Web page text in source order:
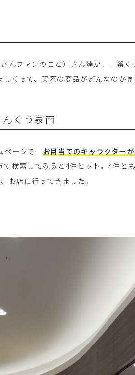
んファンのこと）さん達が、一番
くって、実際の商品がどんなのか見
くう泉南
ージで、 お目当てのキャラクター
で検索してみると4件ヒット。4件と
お店に行ってきました。